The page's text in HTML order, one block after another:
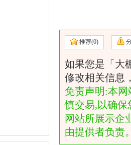
推荐(0)
如果您是「大
修改相关信息
免责声明:本
慎交易,以确
网站所展示企
由提供者负责